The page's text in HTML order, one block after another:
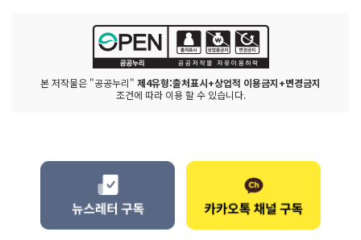
본 저작물은 "공공누리" 제4유형:출처표시+상업적 이용금지+변경금지
조건에 따라 이용 할 수 있습니다.